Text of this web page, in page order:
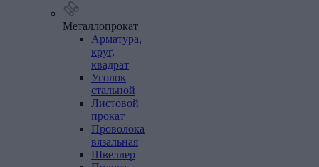
Металлопрокат
Арматура,
круг,
квадрат
Уголок
стальной
Листовой
прокат
Проволока
вязальная
Швеллер